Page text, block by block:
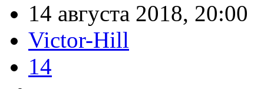
14 августа 2018, 20:00
Victor-Hill
14